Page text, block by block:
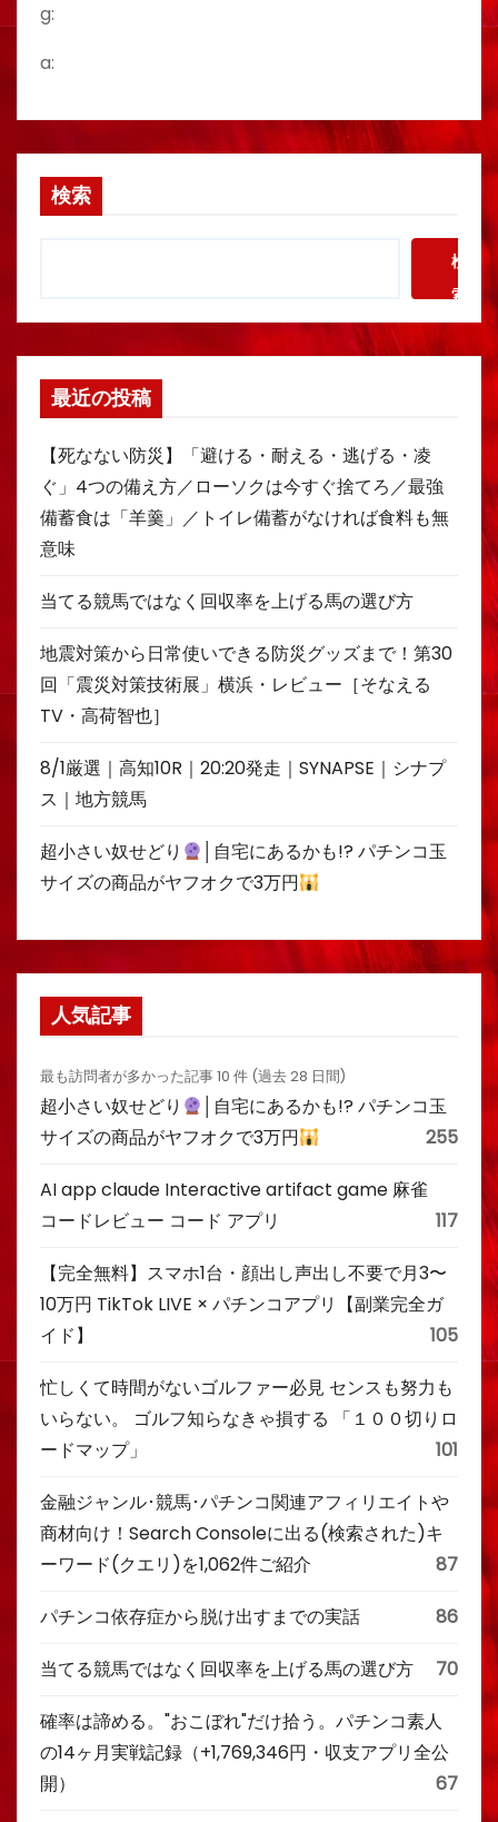
g:
a:
検索
検
索
最近の投稿
【死なない防災】「避ける・耐える・逃げる・凌
ぐ」4つの備え方／ローソクは今すぐ捨てろ／最強
備蓄食は「羊羹」／トイレ備蓄がなければ食料も無
意味
当てる競馬ではなく回収率を上げる馬の選び方
地震対策から日常使いできる防災グッズまで！第30
回「震災対策技術展」横浜・レビュー［そなえる
TV・高荷智也］
8/1厳選｜高知10R｜20:20発走｜SYNAPSE｜シナプ
ス｜地方競馬
超小さい奴せどり
│自宅にあるかも!? パチンコ玉
サイズの商品がヤフオクで3万円
人気記事
最も訪問者が多かった記事 10 件 (過去 28 日間)
超小さい奴せどり
│自宅にあるかも!? パチンコ玉
サイズの商品がヤフオクで3万円
255
AI app claude Interactive artifact game 麻雀
コードレビュー コード アプリ
117
【完全無料】スマホ1台・顔出し声出し不要で月3〜
10万円 TikTok LIVE × パチンコアプリ【副業完全ガ
イド】
105
忙しくて時間がないゴルファー必見 センスも努力も
いらない。 ゴルフ知らなきゃ損する 「１００切りロ
ードマップ」
101
金融ジャンル･競馬･パチンコ関連アフィリエイトや
商材向け！Search Consoleに出る(検索された)キ
ーワード(クエリ)を1,062件ご紹介
87
パチンコ依存症から脱け出すまでの実話 86
当てる競馬ではなく回収率を上げる馬の選び方 70
確率は諦める。"おこぼれ"だけ拾う。パチンコ素人
の14ヶ月実戦記録（+1,769,346円・収支アプリ全公
開）
67